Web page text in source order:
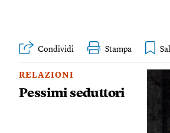
Condividi Stampa
RELAZIONI
Pessimi seduttori